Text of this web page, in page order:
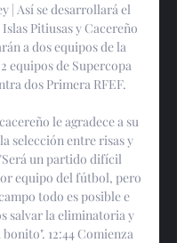
| Así se desarrollará el
Pitiusas y Cacereño
a dos equipos de la
equipos de Supercopa
dos Primera RFEF.
le agradece a su
selección entre risas y
un partido difícil
equipo del fútbol, pero
todo es posible e
salvar la eliminatoria y
12:44 Comienza